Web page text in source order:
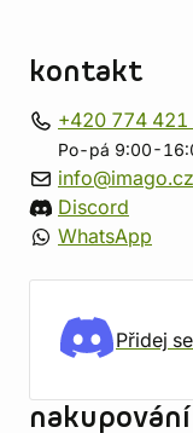
kontakt
+420 774 421
Po-pá 9:00-
info@imago.cz
Discord
WhatsApp
Přidej
nakupování